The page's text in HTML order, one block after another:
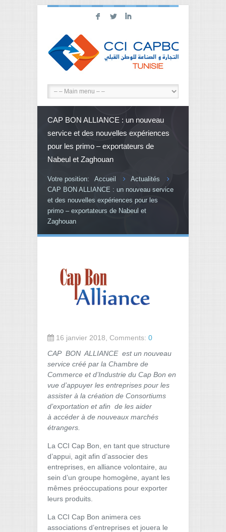
F L I
CAP BON ALLIANCE : un nouveau
service et des nouvelles expériences
pour les primo – exportateurs de
Nabeul et Zaghouan
Votre position: Accueil
Actualités
CAP BON ALLIANCE : un nouveau service
et des nouvelles expériences pour les
primo – exportateurs de Nabeul et
Zaghouan
16 janvier 2018, Comments: 0
CAP BON ALLIANCE est un nouveau
service créé par la Chambre de
Commerce et d’Industrie du Cap Bon en
vue d’appuyer les entreprises pour les
assister à la création de Consortiums
d’exportation et afin de les aider
à accéder à de nouveaux marchés
étrangers.
La CCI Cap Bon, en tant que structure
d’appui, agit afin d’associer des
entreprises, en alliance volontaire, au
sein d’un groupe homogène, ayant les
mêmes préoccupations pour exporter
leurs produits.
La CCI Cap Bon animera ces
associations d’entreprises et jouera le